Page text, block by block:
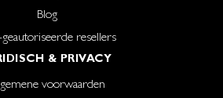
Blog
resellers
& PRIVACY
voorwaarden